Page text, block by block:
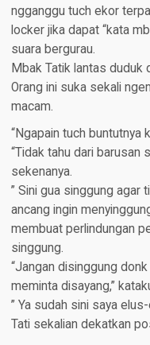
ngganggu tuch ekor
locker jika dapat “kata
suara bergurau.
Mbak Tatik lantas duduk
Orang ini suka sekali
macam.
“Ngapain tuch buntutnya
“Tidak tahu dari barusan
sekenanya.
” Sini gua singgung agar
ancang ingin
membuat perlindungan
singgung.
“Jangan disinggung
meminta disayang,”
” Ya sudah sini saya
Tati sekalian dekatkan